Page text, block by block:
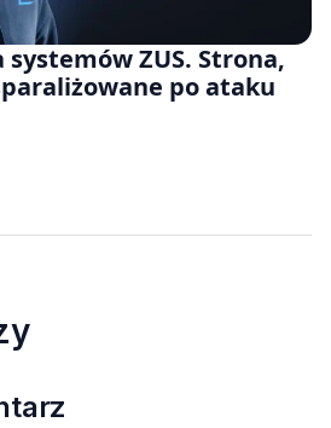
ZUS. Strona,
po ataku